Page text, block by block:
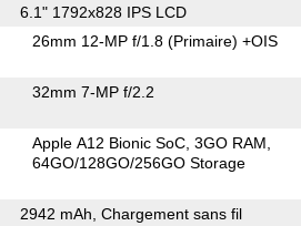
6.1" 1792x828 IPS LCD
26mm 12-MP f/1.8(Primaire) +OIS
32mm 7-MP f/2.2
Apple A12 Bionic SoC 3GO RAM
64GO/128GO/256GO Storage
2942 mAh, Chargement sans fil